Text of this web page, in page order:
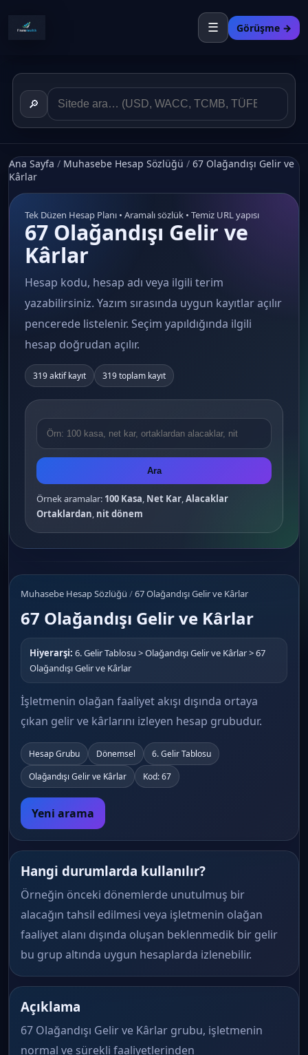
☰ Görüşme →
🔎
Ana Sayfa / Muhasebe Hesap Sözlüğü / 67 Olağandışı Gelir ve
Kârlar
Tek Düzen Hesap Planı • Aramalı sözlük • Temiz URL yapısı
67 Olağandışı Gelir ve
Kârlar
Hesap kodu, hesap adı veya ilgili terim
yazabilirsiniz. Yazım sırasında uygun kayıtlar açılır
pencerede listelenir. Seçim yapıldığında ilgili
hesap doğrudan açılır.
319 aktif kayıt 319 toplam kayıt
Ara
Örnek aramalar: 100 Kasa, Net Kar,Alacaklar
Ortaklardan, nit dönem
Muhasebe Hesap Sözlüğü /67 Olağandışı Gelir ve Kârlar
67 Olağandışı Gelir ve Kârlar
Hiyerarşi: 6. Gelir Tablosu > Olağandışı Gelir ve Kârlar > 67
Olağandışı Gelir ve Kârlar
İşletmenin olağan faaliyet akışı dışında ortaya
çıkan gelir ve kârlarını izleyen hesap grubudur.
Hesap Grubu Dönemsel
6. Gelir Tablosu
Olağandışı Gelir ve Kârlar
Kod: 67
Yeni arama
Hangi durumlarda kullanılır?
Örneğin önceki dönemlerde unutulmuş bir
alacağın tahsil edilmesi veya işletmenin olağan
faaliyet alanı dışında oluşan beklenmedik bir gelir
bu grup altında uygun hesaplarda izlenebilir.
Açıklama
67 Olağandışı Gelir ve Kârlar grubu, işletmenin
normal ve sürekli faaliyetlerinden